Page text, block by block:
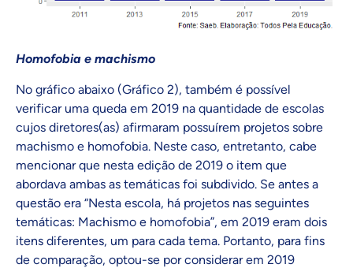
Homofobia e machismo
No gráfico abaixo (Gráfico 2), também é possível
verificar uma queda em 2019 na quantidade de escolas
cujos diretores(as) afirmaram possuírem projetos sobre
machismo e homofobia. Neste caso, entretanto, cabe
mencionar que nesta edição de 2019 o item que
abordava ambas as temáticas foi subdivido. Se antes a
questão era “Nesta escola, há projetos nas seguintes
temáticas: Machismo e homofobia”, em 2019 eram dois
itens diferentes, um para cada tema. Portanto, para fins
de comparação, optou-se por considerar em 2019